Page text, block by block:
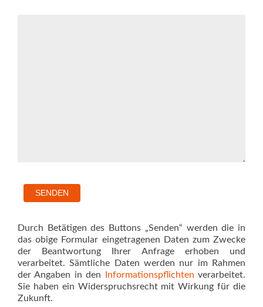
Durch Betätigen des Buttons „Senden“ werden die in
das obige Formular eingetragenen Daten zum Zwecke
der Beantwortung Ihrer Anfrage erhoben und
verarbeitet. Sämtliche Daten werden nur im Rahmen
der Angaben in den
Informationspflichten verarbeitet.
Sie haben ein Widerspruchsrecht mit Wirkung für die
Zukunft.